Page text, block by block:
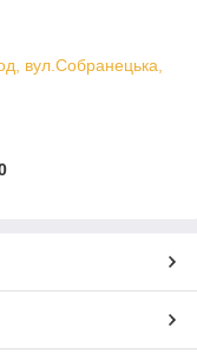
вул.Собранецька,